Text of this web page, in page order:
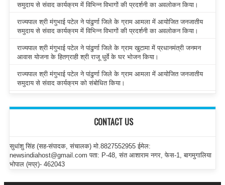
समुदाय से संवाद कार्यक्रम में विभिन्न विभागों की प्रदर्शनी का अवलोकन किया।
राज्यपाल श्री मंगुभाई पटेल ने पांढुर्णा जिले के ग्राम आमला में आयोजित जनजातीय
समुदाय से संवाद कार्यक्रम में विभिन्न विभागों की प्रदर्शनी का अवलोकन किया।
राज्यपाल श्री मंगुभाई पटेल ने पांढुर्णा जिले के ग्राम खुटामा में प्रधानमंत्री जनमन
आवास योजना के हितग्राही श्री राजू धुर्वे के घर भोजन किया।
राज्यपाल श्री मंगुभाई पटेल ने पांढुर्णा जिले के ग्राम आमला में आयोजित जनजातीय
समुदाय से संवाद कार्यक्रम को संबोधित किया।
CONTACT US
सुधांशु सिंह (सह-संपादक, संचालक) मो.8827552955 ईमेल:
newsindiahost@gmail.com पता: P-48, संत आशाराम नगर, फेस-1, बागमुगालिया
भोपाल (मप्र)- 462043